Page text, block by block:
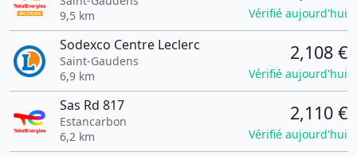
9,5 km
Vérifié aujourd'hui
Sodexco Centre Leclerc
Saint-Gaudens
6,9 km
2,108 €
Vérifié aujourd'hui
Sas Rd 817
Estancarbon
6,2 km
2,110 €
Vérifié aujourd'hui